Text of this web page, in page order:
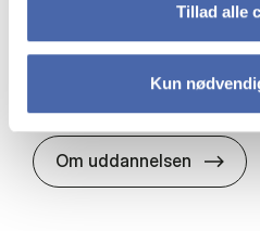
Tillad alle
Kun
Organisation og ledelse
Om uddannelsen